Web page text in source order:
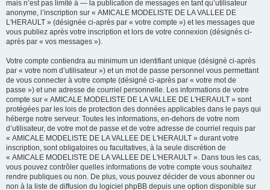
mais n’est pas limité à — la publication de messages en tant qu’utilisateur
anonyme, l’inscription sur « AMICALE MODELISTE DE LA VALLEE DE
L'HERAULT » (désignée ci-après par « votre compte ») et les messages que
vous publiez après votre inscription et lors de votre connexion (désignés ci-
après par « vos messages »).
Votre compte contiendra au minimum un identifiant unique (désigné ci-après
par « votre nom d’utilisateur ») et un mot de passe personnel vous permettant
de vous connecter à votre compte (désigné ci-après par « votre mot de
passe ») et une adresse de courriel personnelle. Les informations de votre
compte sur « AMICALE MODELISTE DE LA VALLEE DE L'HERAULT » sont
protégées par les lois de protection des données applicables dans le pays qui
héberge notre serveur. Toutes les informations, en-dehors de votre nom
d’utilisateur, de votre mot de passe et de votre adresse de courriel requis par
« AMICALE MODELISTE DE LA VALLEE DE L'HERAULT » durant votre
inscription, sont obligatoires ou facultatives, à la seule discrétion de
« AMICALE MODELISTE DE LA VALLEE DE L'HERAULT ». Dans tous les cas,
vous pouvez contrôler quelles informations de votre compte vous souhaitez
rendre publiques ou non. De plus, vous pouvez décider de vous abonner ou
non à la liste de diffusion du logiciel phpBB depuis une option disponible sur